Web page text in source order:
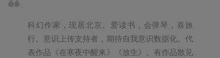
科幻作家，现居北京。爱读书，会弹琴，喜旅
行。意识上传支持者，期待自我意识数据化。代
表作品《在寒夜中醒来》《放生》。有作品散见